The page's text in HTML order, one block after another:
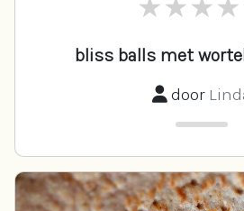
bliss balls met
door